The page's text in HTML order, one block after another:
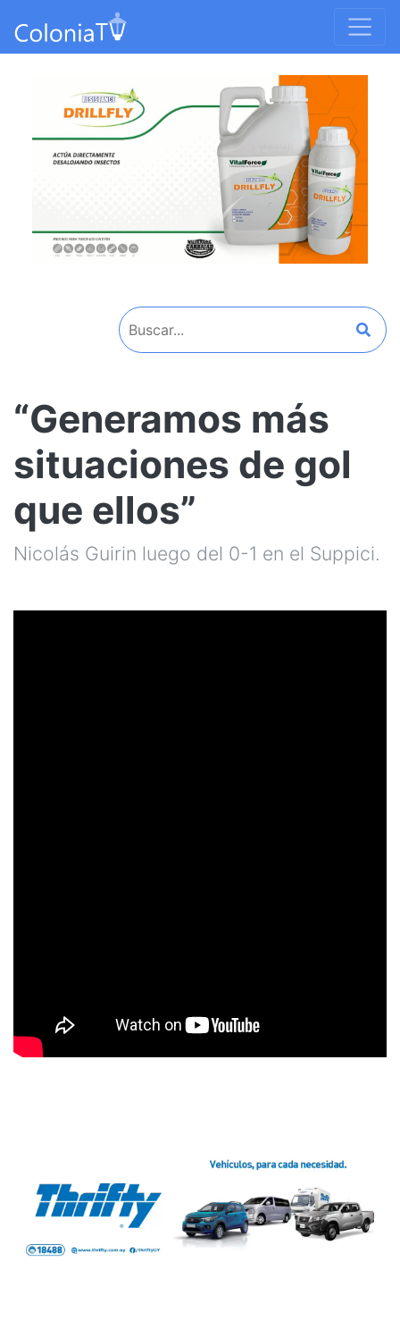
“Generamos más
situaciones de gol
que ellos”
Nicolás Guirin luego del 0-1 en el Suppici.